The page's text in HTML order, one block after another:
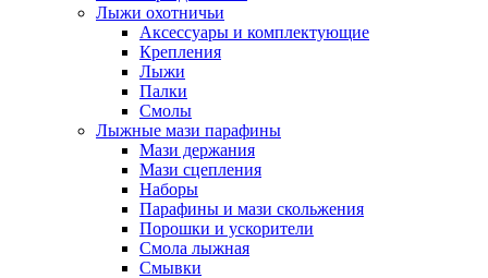
Лыжи охотничьи
Аксессуары и комплектующие
Крепления
Лыжи
Палки
Смолы
Лыжные мази парафины
Мази держания
Мази сцепления
Наборы
Парафины и мази скольжения
Порошки и ускорители
Смола лыжная
Смывки